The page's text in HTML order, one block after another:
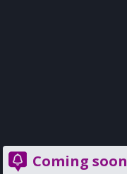
Coming soon